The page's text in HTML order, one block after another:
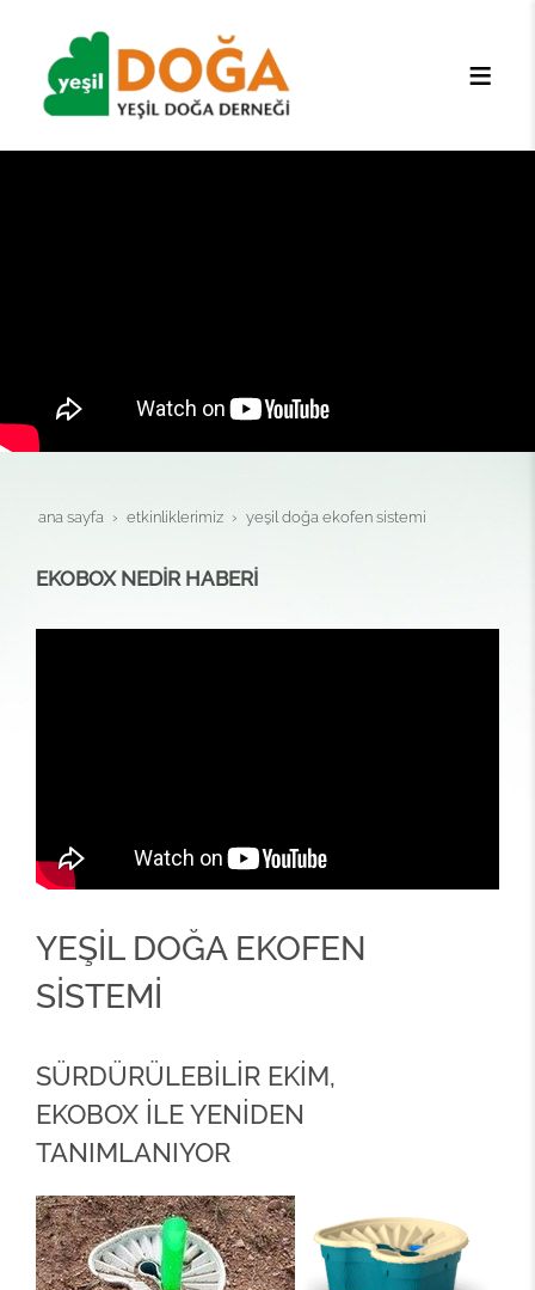
ana sayfa etki̇nli̇kleri̇mi̇z yeşi̇l doğa ekofen si̇stemi̇
EKOBOX NEDİR HABERİ
YEŞİL DOĞA EKOFEN
SİSTEMİ
SÜRDÜRÜLEBİLİR EKİM,
EKOBOX İLE YENİDEN
TANIMLANIYOR